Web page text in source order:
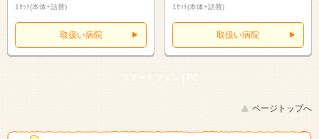
1ｾｯﾄ(本体+詰替)
取扱い病院
1ｾｯﾄ(本体+詰替)
取扱い病院
スマートフォン |
ページトップへ